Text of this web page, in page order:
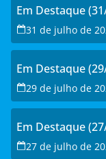
Em Destaque
31 de julho de
Em Destaque
29 de julho de
Em Destaque
27 de julho de